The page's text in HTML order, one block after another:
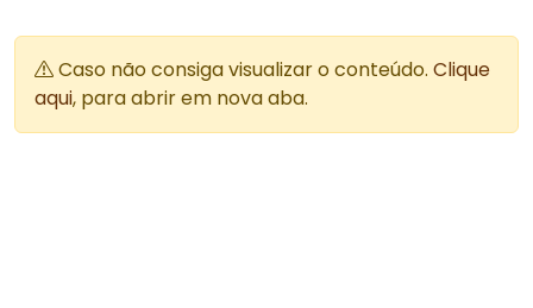
Caso não consiga visualizar o conteúdo. Clique
aqui, para abrir em nova aba.